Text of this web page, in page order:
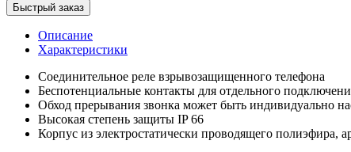
Быстрый заказ
Описание
Характеристики
Соединительное реле взрывозащищенного телефона
Беспотенциальные контакты для отдельного
Обход прерывания звонка может быть индивидуально
Высокая степень защиты IP 66
Корпус из электростатически проводящего полиэфира,